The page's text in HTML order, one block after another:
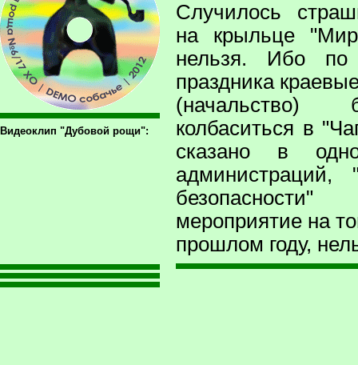
Видеоклип "Дубовой рощи":
Случилось
на крыльце
нельзя. Ибо по
праздника
(начальство)
колбаситься в
сказано в
администраций,
мероприятие на
прошлом году,